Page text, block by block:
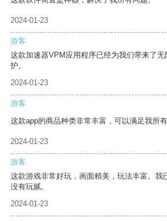
2024-01-23
游客
这款加速器VPM应用程序已经为我们带来了
护。
2024-01-23
游客
这款app的商品种类非常丰富，可以满足我所有
2024-01-23
游客
这款游戏非常好玩，画面精美，玩法丰富。我
没有玩腻。
2024-01-23